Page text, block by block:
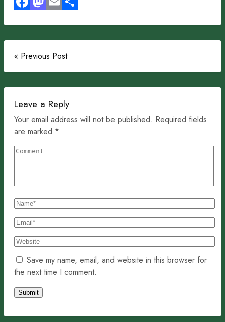
« Previous Post
Leave a Reply
Your email address will not be published. Required fields
are marked *
Save my name, email, and website in this browser for
the next time I comment.